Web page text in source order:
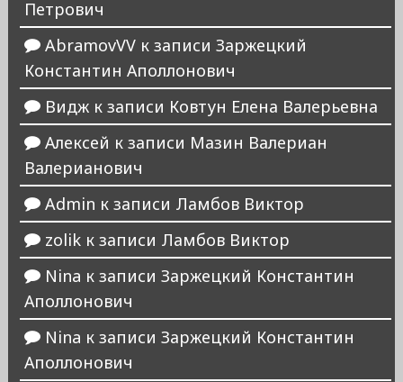
Петрович
AbramovVVк записи Заржецкий
Константин Аполлонович
Виджк записи Ковтун Елена Валерьевна
Алексей к записи Мазин Валериан
Валерианович
Admin к записи Ламбов Виктор
zolikк записи Ламбов Виктор
Nina к записи Заржецкий Константин
Аполлонович
Nina к записи Заржецкий Константин
Аполлонович